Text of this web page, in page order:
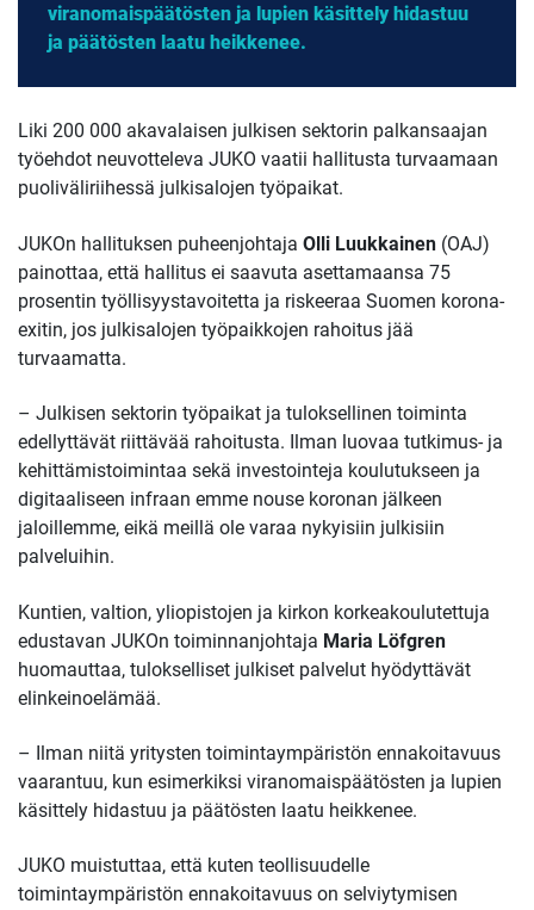
viranomaispäätösten ja lupien käsittely hidastuu
ja päätösten laatu heikkenee.
Liki 200 000 akavalaisen julkisen sektorin palkansaajan
työehdot neuvotteleva JUKO vaatii hallitusta turvaamaan
puoliväliriihessä julkisalojen työpaikat.
JUKOn hallituksen puheenjohtaja Olli Luukkainen (OAJ)
painottaa, että hallitus ei saavuta asettamaansa 75
prosentin työllisyystavoitetta ja riskeeraa Suomen korona-
exitin, jos julkisalojen työpaikkojen rahoitus jää
turvaamatta.
– Julkisen sektorin työpaikat ja tuloksellinen toiminta
edellyttävät riittävää rahoitusta. Ilman luovaa tutkimus- ja
kehittämistoimintaa sekä investointeja koulutukseen ja
digitaaliseen infraan emme nouse koronan jälkeen
jaloillemme, eikä meillä ole varaa nykyisiin julkisiin
palveluihin.
Kuntien, valtion, yliopistojen ja kirkon korkeakoulutettuja
edustavan JUKOn toiminnanjohtaja Maria Löfgren
huomauttaa, tulokselliset julkiset palvelut hyödyttävät
elinkeinoelämää.
– Ilman niitä yritysten toimintaympäristön ennakoitavuus
vaarantuu, kun esimerkiksi viranomaispäätösten ja lupien
käsittely hidastuu ja päätösten laatu heikkenee.
JUKO muistuttaa, että kuten teollisuudelle
toimintaympäristön ennakoitavuus on selviytymisen